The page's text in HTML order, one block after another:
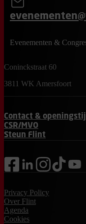
Evenementen &
Coninckstraat 60
3811 WK Amersfoort
Contact &
CSR/MVO
Steun Flint
facebooklinkedininstagram
tiktok
Privacy Policy
Over Flint
Agenda
Cookies